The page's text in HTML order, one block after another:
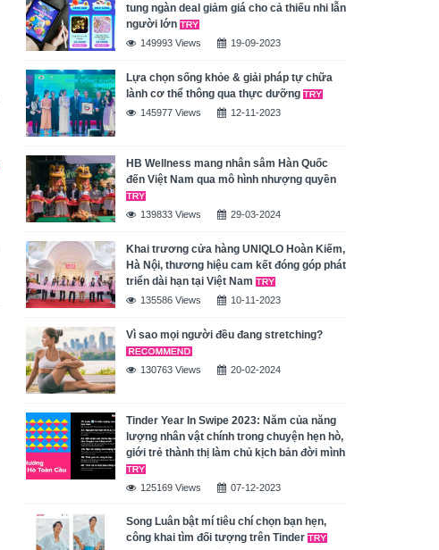
tung ngàn deal giảm giá cho cả thiếu nhi lẫn
người lớn
149993 Views 19-09-2023
Lựa chọn sống khỏe & giải pháp tự chữa
lành cơ thể thông qua thực dưỡng
145977 Views 12-11-2023
HB Wellness mang nhân sâm Hàn Quốc
đến Việt Nam qua mô hình nhượng quyền
139833 Views 29-03-2024
Khai trương cửa hàng UNIQLO Hoàn Kiếm,
Hà Nội, thương hiệu cam kết đóng góp phát
triển dài hạn tại Việt Nam
135586 Views 10-11-2023
Vì sao mọi người đều đang stretching?
130763 Views 20-02-2024
Tinder Year In Swipe 2023: Năm của năng
lượng nhân vật chính trong chuyện hẹn hò,
giới trẻ thành thị làm chủ kịch bản đời mình
125169 Views 07-12-2023
Song Luân bật mí tiêu chí chọn bạn hẹn,
công khai tìm đối tượng trên Tinder